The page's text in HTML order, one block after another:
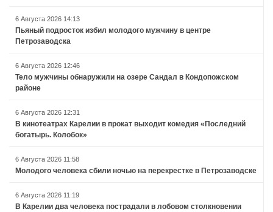
6 Августа 2026 14:13
Пьяный подросток избил молодого мужчину в центре
Петрозаводска
6 Августа 2026 12:46
Тело мужчины обнаружили на озере Сандал в Кондопожском
районе
6 Августа 2026 12:31
В кинотеатрах Карелии в прокат выходит комедия «Последний
богатырь. Колобок»
6 Августа 2026 11:58
Молодого человека сбили ночью на перекрестке в Петрозаводске
6 Августа 2026 11:19
В Карелии два человека пострадали в лобовом столкновении